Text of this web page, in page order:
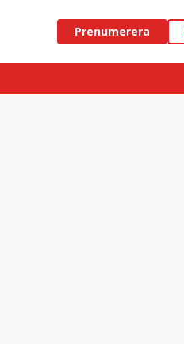
Prenumerera